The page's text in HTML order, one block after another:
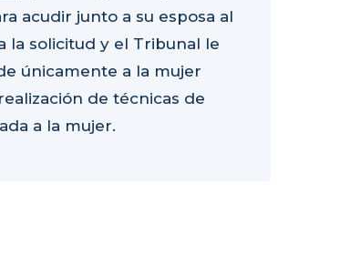
acudir junto a su esposa al
la solicitud y el Tribunal le
únicamente a la mujer
de técnicas de
a la mujer.